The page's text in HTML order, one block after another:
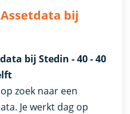
bij
bij Stedin - 40 - 40
zoek naar een
Je werkt dag op